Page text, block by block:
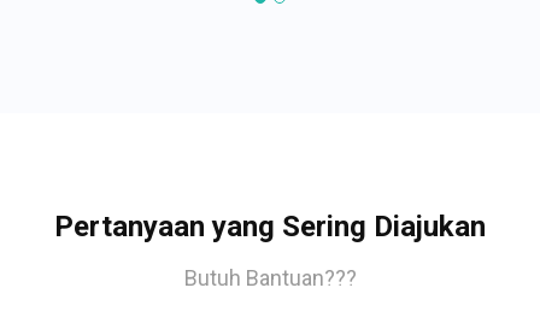
Pertanyaan yang Sering Diajukan
Butuh Bantuan???